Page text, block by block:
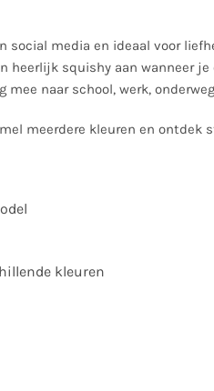
social media en ideaal voor
heerlijk squishy aan
naar school, werk,
meerdere kleuren en ontdek
kleuren